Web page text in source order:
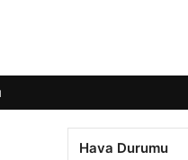
Hava Durumu